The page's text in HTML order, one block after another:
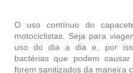
O uso contínuo do
motociclistas. Seja para
uso do dia a dia e, por
bactérias que podem
forem sanitizados da maneira